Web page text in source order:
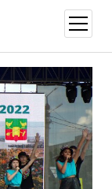
меню